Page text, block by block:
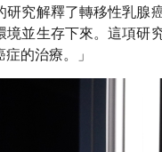
研究解釋了轉移性乳腺
境並生存下來。這項研
的治療。」